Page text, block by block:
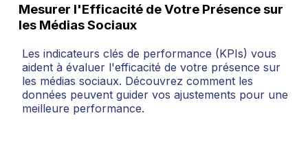
Mesurer l'Efficacité de Votre Présence sur
les Médias Sociaux
Les indicateurs clés de performance (KPIs) vous
aident à évaluer l'efficacité de votre présence sur
les médias sociaux. Découvrez comment les
données peuvent guider vos ajustements pour une
meilleure performance.